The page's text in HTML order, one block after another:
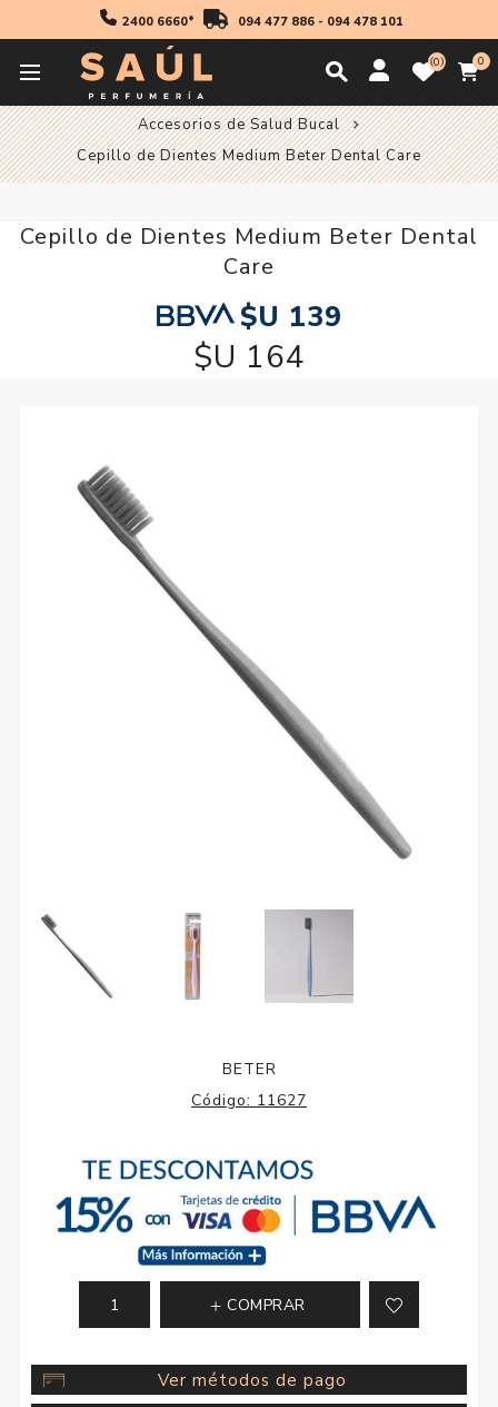
2400 6660* 094 477 886- 094 478 101
0 0
Inicio Higiene
Accesorios de Salud Bucal
Cepillo de Dientes Medium Beter Dental Care
Cepillo de Dientes Medium Beter Dental
Care
$U 139
$U 164
BETER
Código: 11627
COMPRAR
Ver métodos de pago